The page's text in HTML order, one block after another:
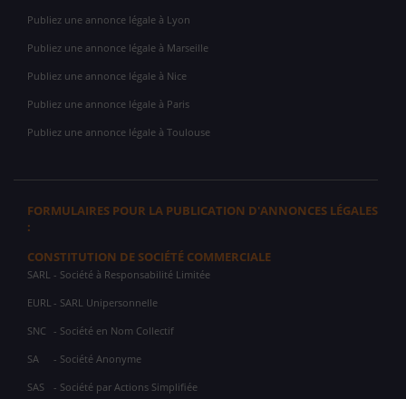
Publiez une annonce légale à Lyon
Publiez une annonce légale à Marseille
Publiez une annonce légale à Nice
Publiez une annonce légale à Paris
Publiez une annonce légale à Toulouse
FORMULAIRES POUR LA PUBLICATION D'ANNONCES LÉGALES
:
CONSTITUTION DE SOCIÉTÉ COMMERCIALE
SARL - Société à Responsabilité Limitée
EURL - SARL Unipersonnelle
SNC - Société en Nom Collectif
SA - Société Anonyme
SAS - Société par Actions Simplifiée